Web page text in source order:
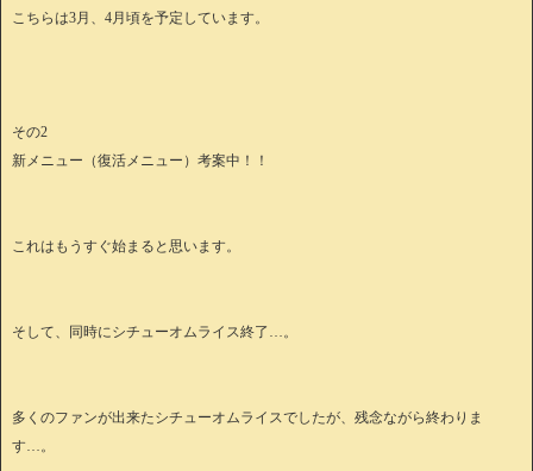
こちらは3月、4月頃を予定しています。
その2
新メニュー（復活メニュー）考案中！！
これはもうすぐ始まると思います。
そして、同時にシチューオムライス終了…。
多くのファンが出来たシチューオムライスでしたが、残念ながら終わりま
す…。